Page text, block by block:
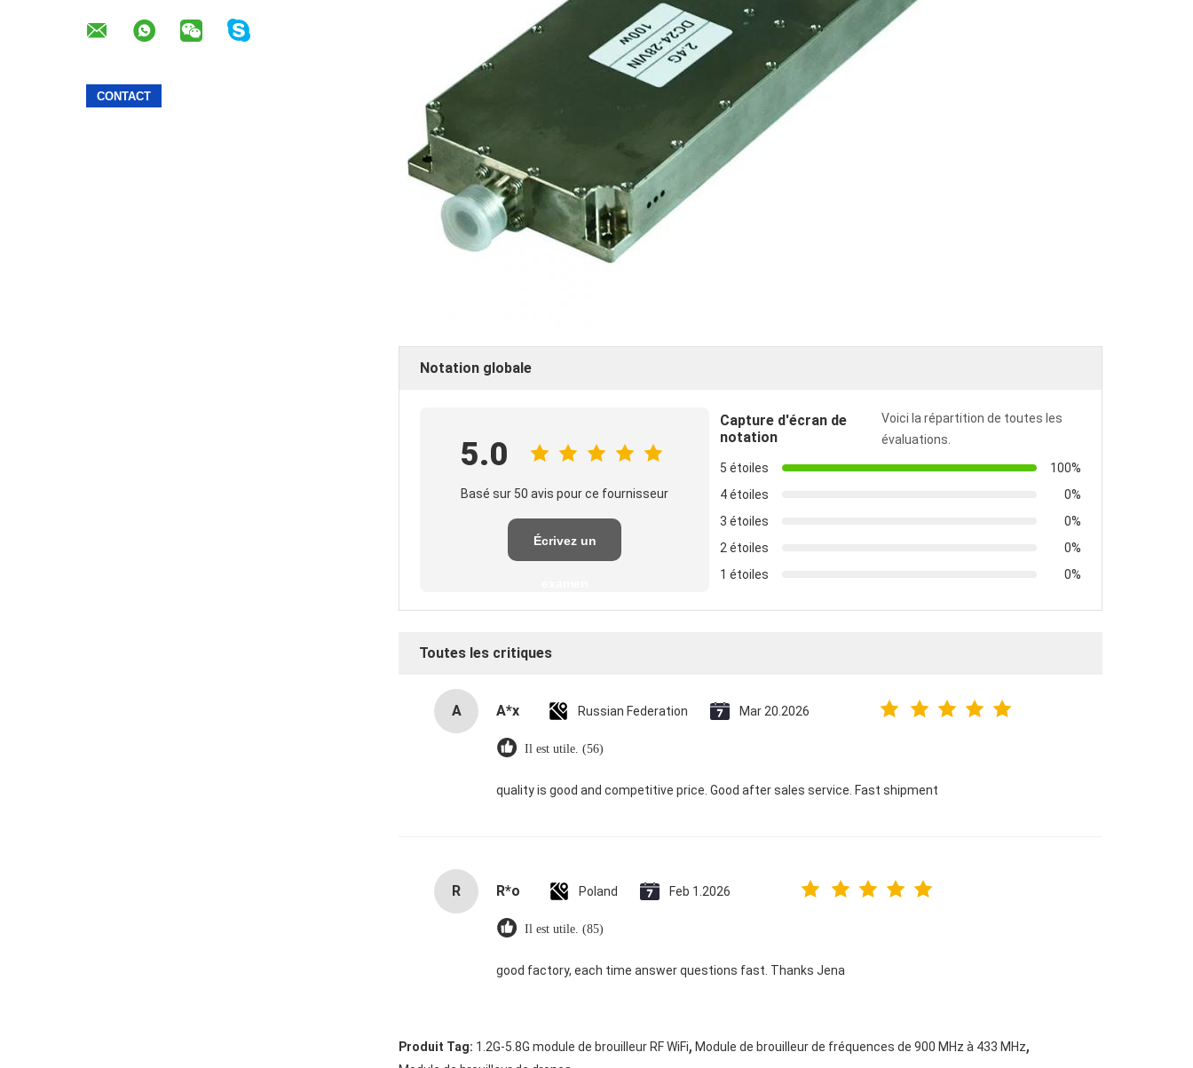
Notation globale
5.0
Basé sur 50 avis pour ce fournisseur
Écrivez un
Capture d'écran de
notation
Voici la répartition de toutes les
évaluations.
5 étoiles
100%
4 étoiles
0%
3 étoiles
0%
2 étoiles
0%
1 étoiles
0%
Toutes les critiques
A A*x Russian Federation Mar 20.2026
Il est utile. (56)
quality is good and competitive price. Good after sales service. Fast shipment
R R*o Poland Feb 1.2026
Il est utile. (85)
good factory, each time answer questions fast. Thanks Jena
Produit Tag: 1.2G-5.8G module de brouilleur RF WiFi, Module de brouilleur de fréquences de 900 MHz à 433 MHz,